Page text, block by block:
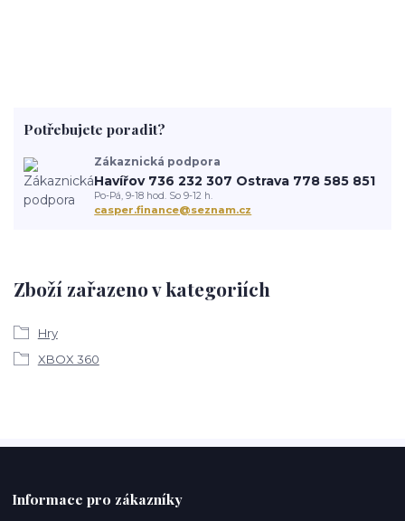
Zboží zařazeno v kategoriích
Hry
XBOX 360
Potřebujete poradit?
Zákaznická podpora
Havířov 736 232 307 Ostrava 778 585 851
Po-Pá, 9-18 hod. So 9-12 h.
casper.finance@seznam.cz
Informace pro zákazníky